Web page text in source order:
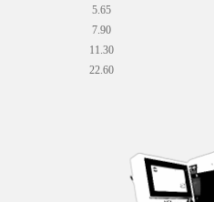
5.65
7.90
11.30
22.60